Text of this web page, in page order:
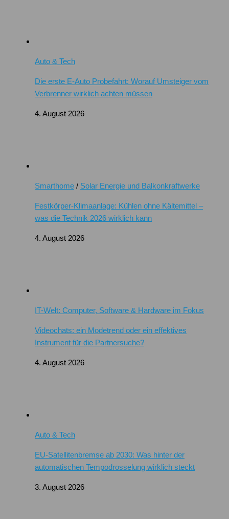
Auto & Tech
Die erste E-Auto Probefahrt: Worauf Umsteiger vom
Verbrenner wirklich achten müssen
4. August 2026
Smarthome / Solar Energie und Balkonkraftwerke
Festkörper-Klimaanlage: Kühlen ohne Kältemittel –
was die Technik 2026 wirklich kann
4. August 2026
IT-Welt: Computer, Software & Hardware im Fokus
Videochats: ein Modetrend oder ein effektives
Instrument für die Partnersuche?
4. August 2026
Auto & Tech
EU-Satellitenbremse ab 2030: Was hinter der
automatischen Tempodrosselung wirklich steckt
3. August 2026